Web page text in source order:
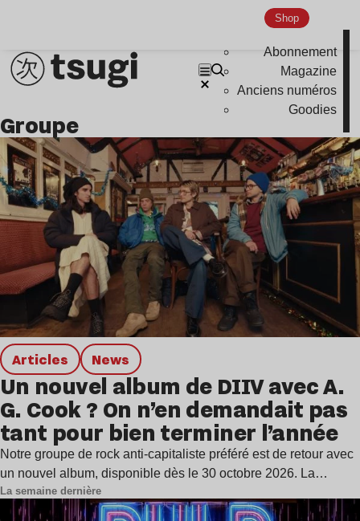
Shop
Abonnement
Magazine
Anciens numéros
Goodies
groupe
Articles news
Un nouvel album de DIIV avec A.
G. Cook ? On n’en demandait pas
tant pour bien terminer l’année
Notre groupe de rock anti-capitaliste préféré est de retour avec
un nouvel album, disponible dès le 30 octobre 2026. La…
La semaine dernière